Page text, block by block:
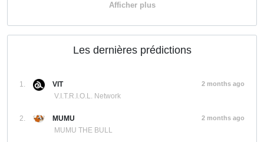
Afficher plus
Les dernières prédictions
1.
VIT
V.I.T.R.I.O.L. Network
2 months ago
2.
MUMU
MUMU THE BULL
2 months ago